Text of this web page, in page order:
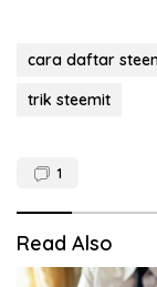
cara daftar
trik steemit
1
Read Also